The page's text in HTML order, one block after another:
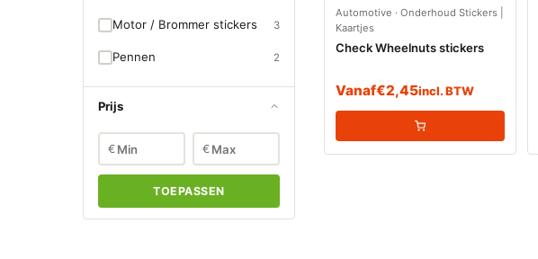
Motor / Brommer stickers 3
Pennen 2
Prijs
€ €
TOEPASSEN
Automotive · Onderhoud Stickers |
Kaartjes
Check Wheelnuts stickers
Vanaf€2,45incl. BTW